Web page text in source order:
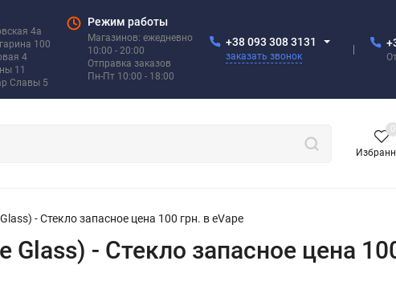
4а
100
4
11
Славы 5
Режим работы
Магазинов: ежедневно
10:00 - 20:00
Отправка заказов
Пн-Пт 10:00 - 18:00
+38 093 308 3131
заказать звонок
0
- Стекло запасное цена 100 грн. в eVape
Glass) - Стекло запасное цена